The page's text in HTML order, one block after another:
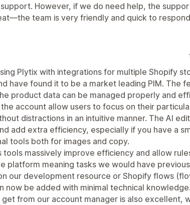
However, if we do need help, the
team is very friendly and quick to
Plytix with integrations for multiple Shopify
have found it to be a market leading PIM. The
product data can be managed properly and
account allow users to focus on their
distractions in an intuitive manner. The AI
add extra efficiency, especially if you have a
tools both for images and copy.
tools massively improve efficiency and allow
platform meaning tasks we would have
our development resource or Shopify flows
now be added with minimal technical knowledge.
from our account manager is also excellent,